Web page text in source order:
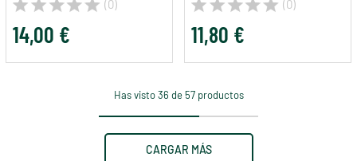
(0)
14,00 €
(0)
11,80 €
Has visto 36 de 57 productos
CARGAR MÁS